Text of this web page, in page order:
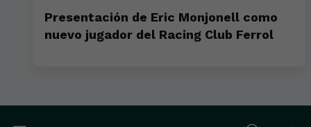
Presentación de Eric Monjonell como
nuevo jugador del Racing Club Ferrol